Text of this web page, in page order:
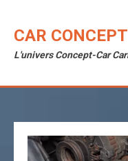
content
CAR
L'univers Concept-Car